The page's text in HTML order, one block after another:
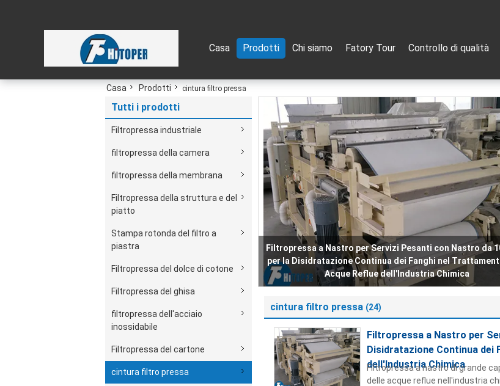
Casa Prodotti Chi siamo Fatory Tour Controllo di qualità
Casa Prodotti cintura filtro pressa
Tutti i prodotti
Filtropressa industriale
filtropressa della camera
filtropressa della membrana
Filtropressa della struttura e del
piatto
Stampa rotonda del filtro a
piastra
Filtropressa del dolce di cotone
Filtropressa del ghisa
filtropressa dell'acciaio
inossidabile
Filtropressa del cartone
cintura filtro pressa
Filtro a Nastro Progettato per la Disidratazione dei
Energetici con Sistema a Rulli Scientifico e
Avanzata del Distributore
cintura filtro pressa (24)
Filtropressa a Nastro per
Disidratazione Continua dei
dell'Industria Chimica
Filtropressa a nastro di grande
delle acque reflue nell'industria